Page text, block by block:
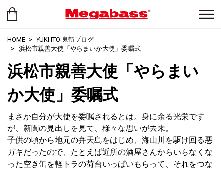
HOME
YUKI ITO 鬼斬ブログ
浜松市親善大使「やらまいか大使」委嘱式
浜松市親善大使「やらまい
か大使」委嘱式
まさか自分が大使を委嘱されるとは。身に余る光栄です
が、新聞の見出しを見て、様々な思いが去来。
子供の頃から地元の弁天島をはじめ、海山川を駆け回る悪
ガキだったので、たとえば近所の酒屋さんからいらなくな
った空き缶を軽トラの荷台いっぱいもらって、それをつな